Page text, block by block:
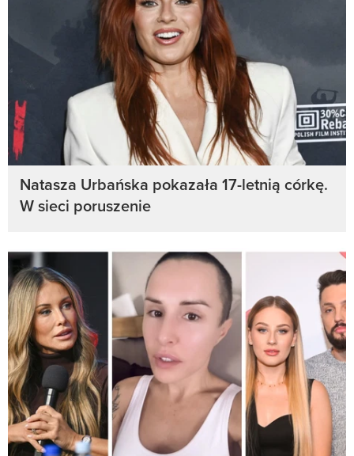
Natasza Urbańska pokazała 17-letnią córkę.
W sieci poruszenie